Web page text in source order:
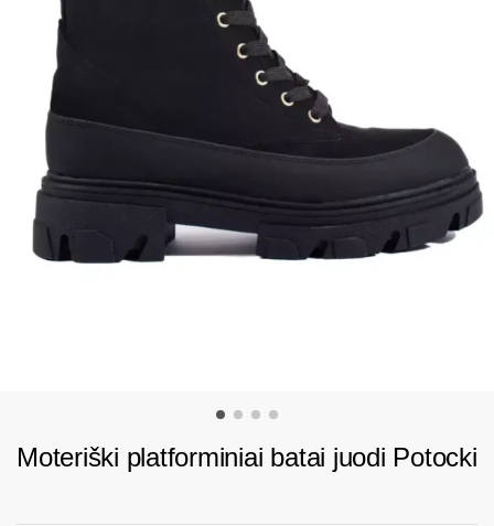
Moteriški platforminiai batai juodi Potocki